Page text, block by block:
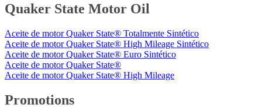
Quaker State Motor Oil
Aceite de motor Quaker State® Totalmente Sintético
Aceite de motor Quaker State® High Mileage Sintético
Aceite de motor Quaker State® Euro Sintético
Aceite de motor Quaker State®
Aceite de motor Quaker State® High Mileage
Promotions